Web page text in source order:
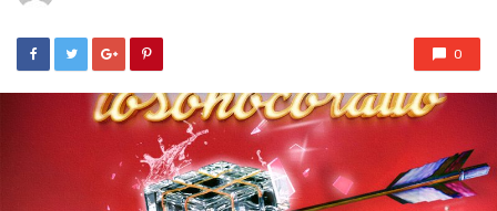
0